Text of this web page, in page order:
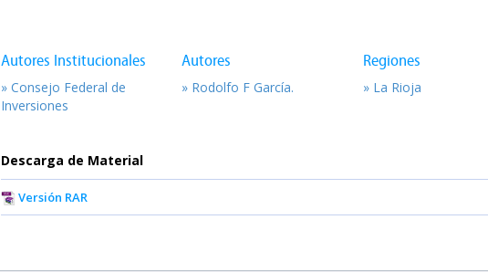
Autores Institucionales
» Consejo Federal de
Inversiones
Autores
» Rodolfo F García.
Regiones
» La Rioja
Descarga de Material
Versión RAR